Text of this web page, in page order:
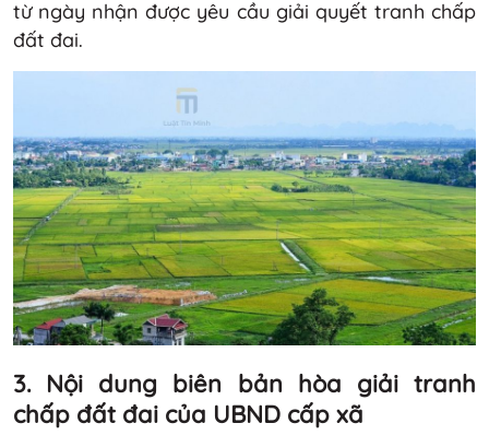
từ ngày nhận được yêu cầu giải quyết tranh chấp
đất đai.
3. Nội dung biên bản hòa giải tranh
chấp đất đai của UBND cấp xã